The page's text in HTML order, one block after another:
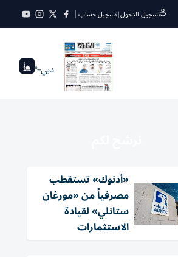
تسجيل الدخول|تسجيل حساب
دبي--°
«أدنوك» تستقطب
مصرفياً من «مورغان
ستانلي» لقيادة
الاستثمارات